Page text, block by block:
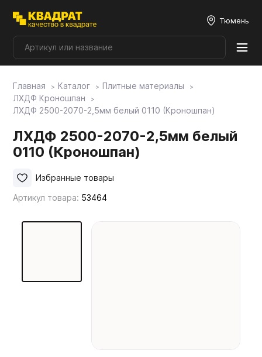
Тюмень
Плитные материалы
Мой ЭГГЕР
Мебельные образцы, каталоги
Главная Каталог
Плитные материалы
ЛХДФ Кроношпан
ЛХДФ 2500-2070-2,5мм белый 0110 (Кроношпан)
ЛХДФ 2500-2070-2,5мм белый
0110 (Кроношпан)
Артикул товара: 53464
Избранные товары